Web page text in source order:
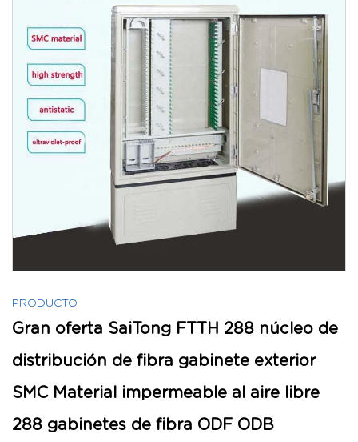
PRODUCTO
Gran oferta SaiTong FTTH 288 núcleo de
distribución de fibra gabinete exterior
SMC Material impermeable al aire libre
288 gabinetes de fibra ODF ODB